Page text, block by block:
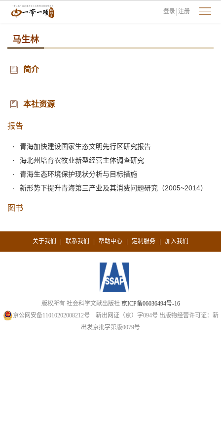
登录 注册
马生林
简介
本社资源
报告
青海加快建设国家生态文明先行区研究报告
海北州培育农牧业新型经营主体调查研究
青海生态环境保护现状分析与目标措施
新形势下提升青海第三产业及其消费问题研究（2005~2014）
图书
关于我们 | 联系我们 | 帮助中心 | 定制服务 | 加入我们
版权所有 社会科学文献出版社 京ICP备06036494号-16
京公网安备11010202008212号 新出网证（京）字094号 出版物经营许可证：新
出发京批字第版0079号